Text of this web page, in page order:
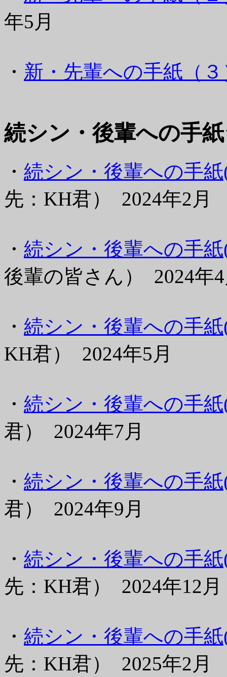
年5月
・ 新・先輩への手紙（３
続シン・後輩への手
・ 続シン・後輩への手
先：KH君） 2024年2月
・ 続シン・後輩への手
後輩の皆さん） 2024年
・ 続シン・後輩への手
KH君） 2024年5月
・ 続シン・後輩への手
君） 2024年7月
・ 続シン・後輩への手
君） 2024年9月
・ 続シン・後輩への手
先：KH君） 2024年12月
・ 続シン・後輩への手
先：KH君） 2025年2月